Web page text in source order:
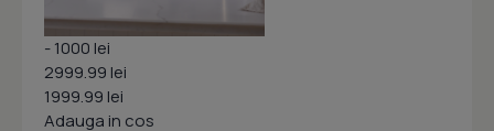
- 1000 lei
2999.99 lei
1999.99 lei
Adauga in cos